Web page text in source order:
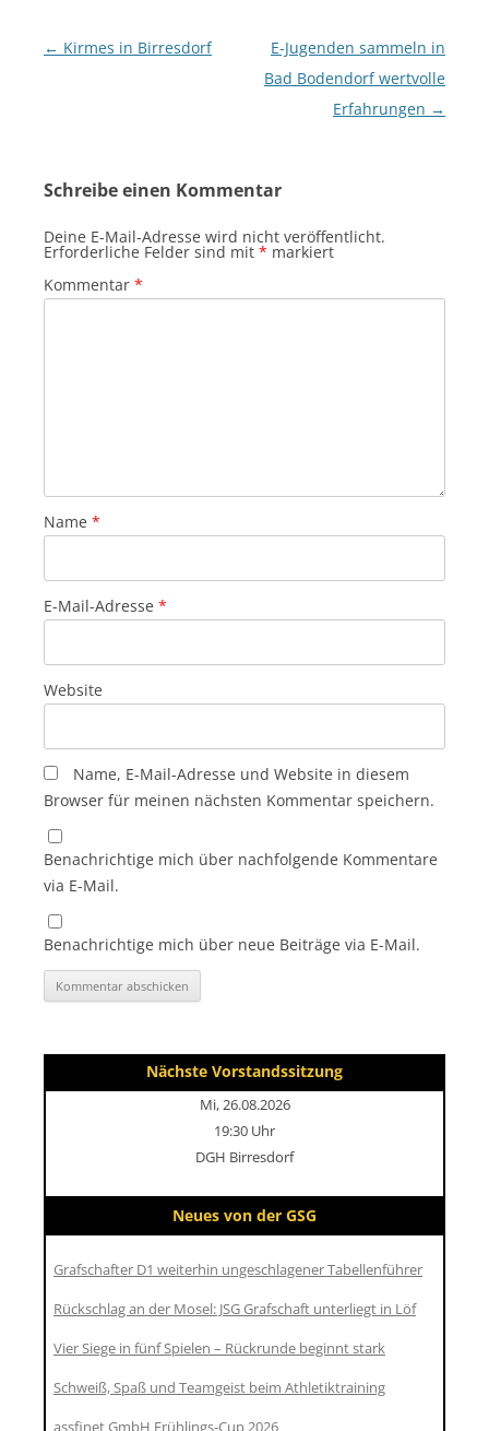
Beitragsnavigation
← Kirmes in Birresdorf
E-Jugenden sammeln in
Bad Bodendorf wertvolle
Erfahrungen →
Schreibe einen Kommentar
Deine E-Mail-Adresse wird nicht veröffentlicht.
Erforderliche Felder sind mit * markiert
Kommentar *
Name *
E-Mail-Adresse *
Website
Name, E-Mail-Adresse und Website in diesem
Browser für meinen nächsten Kommentar speichern.
Benachrichtige mich über nachfolgende Kommentare
via E-Mail.
Benachrichtige mich über neue Beiträge via E-Mail.
Nächste Vorstandssitzung
Mi, 26.08.2026
19:30 Uhr
DGH Birresdorf
Neues von der GSG
Grafschafter D1 weiterhin ungeschlagener Tabellenführer
Rückschlag an der Mosel: JSG Grafschaft unterliegt in Löf
Vier Siege in fünf Spielen – Rückrunde beginnt stark
Schweiß, Spaß und Teamgeist beim Athletiktraining
assfinet GmbH Frühlings-Cup 2026